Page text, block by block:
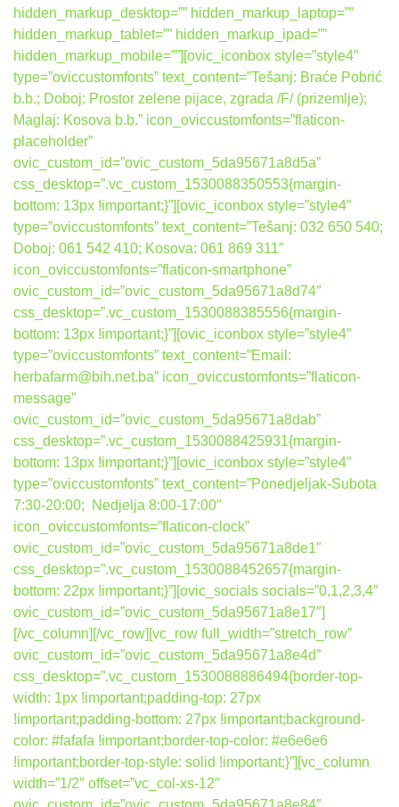
hidden_markup_desktop=”” hidden_markup_laptop=””
hidden_markup_tablet=”” hidden_markup_ipad=””
hidden_markup_mobile=””][ovic_iconbox style=”style4″
type=”oviccustomfonts” text_content=”Tešanj: Braće Pobrić
b.b.; Doboj: Prostor zelene pijace, zgrada /F/ (prizemlje);
Maglaj: Kosova b.b.” icon_oviccustomfonts=”flaticon-
placeholder”
ovic_custom_id=”ovic_custom_5da95671a8d5a”
css_desktop=”.vc_custom_1530088350553{margin-
bottom: 13px !important;}”][ovic_iconbox style=”style4″
type=”oviccustomfonts” text_content=”Tešanj: 032 650 540;
Doboj: 061 542 410; Kosova: 061 869 311″
icon_oviccustomfonts=”flaticon-smartphone”
ovic_custom_id=”ovic_custom_5da95671a8d74″
css_desktop=”.vc_custom_1530088385556{margin-
bottom: 13px !important;}”][ovic_iconbox style=”style4″
type=”oviccustomfonts” text_content=”Email:
herbafarm@bih.net.ba” icon_oviccustomfonts=”flaticon-
message”
ovic_custom_id=”ovic_custom_5da95671a8dab”
css_desktop=”.vc_custom_1530088425931{margin-
bottom: 13px !important;}”][ovic_iconbox style=”style4″
type=”oviccustomfonts” text_content=”Ponedjeljak-Subota
7:30-20:00; Nedjelja 8:00-17:00″
icon_oviccustomfonts=”flaticon-clock”
ovic_custom_id=”ovic_custom_5da95671a8de1″
css_desktop=”.vc_custom_1530088452657{margin-
bottom: 22px !important;}”][ovic_socials socials=”0,1,2,3,4″
ovic_custom_id=”ovic_custom_5da95671a8e17″]
[/vc_column][/vc_row][vc_row full_width=”stretch_row”
ovic_custom_id=”ovic_custom_5da95671a8e4d”
css_desktop=”.vc_custom_1530088886494{border-top-
width: 1px !important;padding-top: 27px
!important;padding-bottom: 27px !important;background-
color: #fafafa !important;border-top-color: #e6e6e6
!important;border-top-style: solid !important;}”][vc_column
width=”1/2″ offset=”vc_col-xs-12″